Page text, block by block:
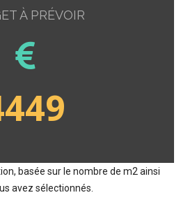
À PRÉVOIR
basée sur le nombre de m2 ainsi
avez sélectionnés.